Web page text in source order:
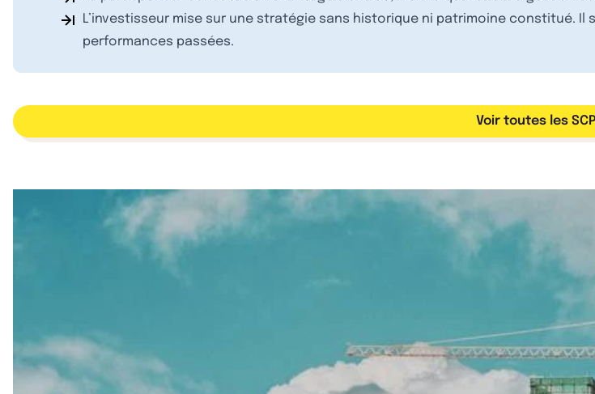
L’investisseur mise sur une stratégie sans historique ni patrimoine constitué.
performances passées.
Voir toutes les SCPI